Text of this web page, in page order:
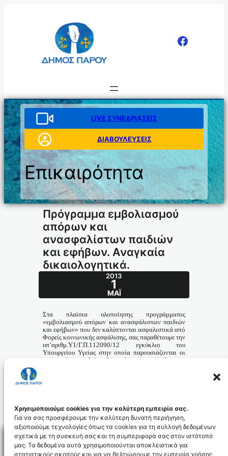
Χρησιμοποιούμε cookies για την καλύτερη εμπειρία σας.
Για να σας προσφέρουμε την καλύτερη δυνατή περιήγηση,
αξιοποιούμε τεχνολογίες όπως τα cookies για τη συλλογή δεδομένων
σχετικά με τη συσκευή σας και τη συμπεριφορά σας στον ιστότοπό
μας. Τα δεδομένα αυτά χρησιμοποιούνται αποκλειστικά για
στατιστικούς σκοπούς και για να βελτιώσουμε την εμπειρία χρήσης.
LIVE ΣΥΝΕΔΡΙΑΣΕΙΣ
ΔΙΑΒΟΥΛΕΥΣΕΙΣ
Επικαιρότητα
Πρόγραμμα εμβολιασμού
απόρων και
ανασφαλίστων παιδιών
και εφήβων. Αναγκαία
δικαιολογητικά.
2013
1
ΜΆΙ
Στα πλαίσια υλοποίησης προγράμματος
«εμβολιασμού απόρων και ανασφάλιστων παιδιών
και εφήβων» που δεν καλύπτονται ασφαλιστικά από
Φορείς κοινωνικής ασφάλισης, σας παραθέτουμε την
υπ’αριθμ.Υ1/Γ.Π.112090/12 εγκύκλιο του
Υπουργείου Υγείας στην οποία παρουσιάζονται οι
κατηγορίες παιδιών δικαιούχων υπαγωγής στο
PRONOIA_id2500